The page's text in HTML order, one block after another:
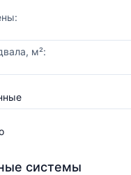
м²:
системы